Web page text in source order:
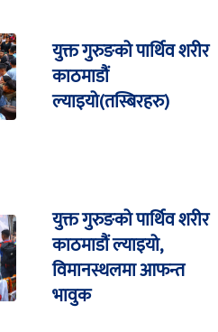
युक्त गुरुङको पार्थिव शरीर
काठमाडौं
ल्याइयो(तस्बिरहरु)
युक्त गुरुङको पार्थिव शरीर
काठमाडौं ल्याइयो,
विमानस्थलमा आफन्त
भावुक